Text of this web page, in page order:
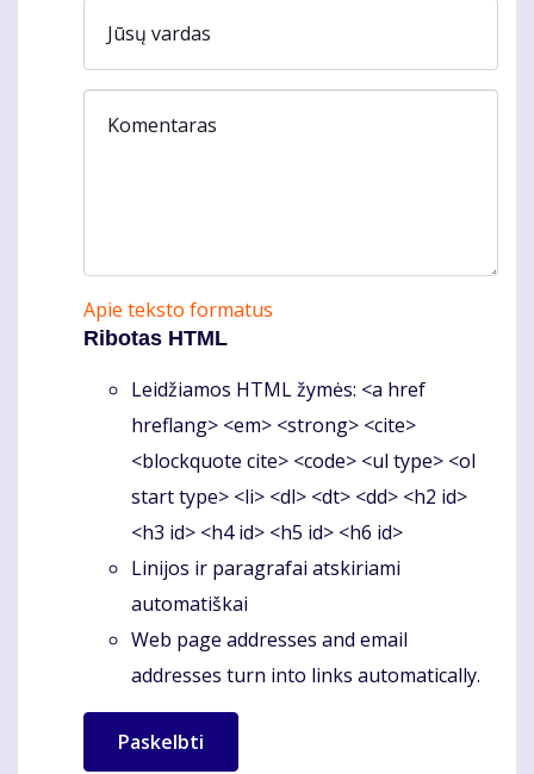
Jūsų vardas
Komentaras
Apie teksto formatus
Ribotas HTML
Leidžiamos HTML žymės: <a href
hreflang> <em> <strong> <cite>
<blockquote cite> <code> <ul type> <ol
start type> <li> <dl> <dt> <dd> <h2 id>
<h3 id> <h4 id> <h5 id> <h6 id>
Linijos ir paragrafai atskiriami
automatiškai
Web page addresses and email
addresses turn into links automatically.